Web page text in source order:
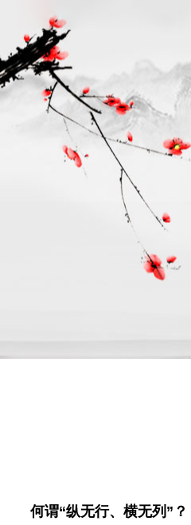
网站首页
书法知识
当前位置：
书
你不可不知的书法知
发布日期：2019-03-13
何谓“纵无行、横无列”？